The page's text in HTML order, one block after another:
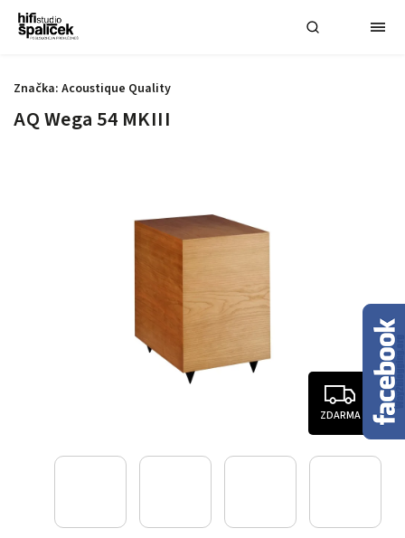
AQ Wega 54 MKIII
ZDARMA
Značka: Acoustique Quality